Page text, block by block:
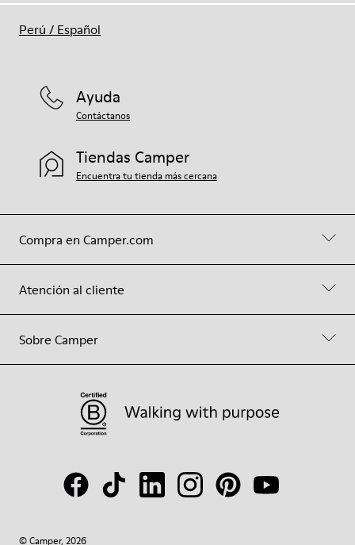
Compra en Camper.com
Atención al cliente
Sobre Camper
Ayuda
Contáctanos
Tiendas Camper
Encuentra tu tienda más cercana
© Camper, 2026
Perú / Español